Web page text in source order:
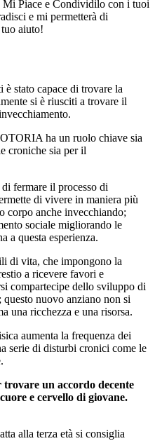
Piace e Condividilo con i tuoi
e mi permetterà di
aiuto!
stato capace di trovare la
si è riusciti a trovare il
ha un ruolo chiave sia
croniche sia per il
fermare il processo di
di vivere in maniera più
corpo anche invecchiando;
sociale migliorando le
a questa esperienza.
di vita, che impongono la
a ricevere favori e
compartecipe dello sviluppo di
nuovo anziano non si
una ricchezza e una risorsa.
aumenta la frequenza dei
serie di disturbi cronici come le
un accordo decente
e cervello di giovane.
alla terza età si consiglia